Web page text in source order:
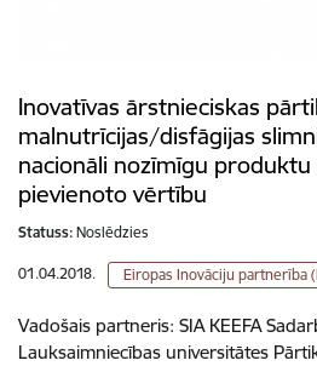
Inovatīvas ārstnieciskas
malnutrīcijas/disfāgijas
nacionāli nozīmīgu
pievienoto vērtību
Statuss: Noslēdzies
01.04.2018. Eiropas Inovāciju partnerība
Vadošais partneris: SIA KEEFA
Lauksaimniecības universitātes